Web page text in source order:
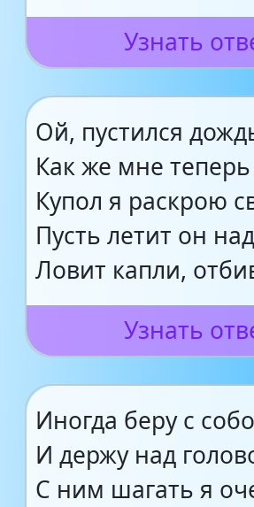
Узнать
Ой, пустился
Как же мне теперь
Купол я раскрою
Пусть летит он
Ловит капли,
Узнать
Иногда беру с
И держу над
С ним шагать я